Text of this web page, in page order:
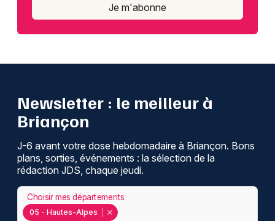
Je m'abonne
Newsletter : le meilleur à
Briançon
J-6 avant votre dose hebdomadaire à Briançon. Bons
plans, sorties, événements : la sélection de la
rédaction JDS, chaque jeudi.
05 - Hautes-Alpes
Choisir mes départements